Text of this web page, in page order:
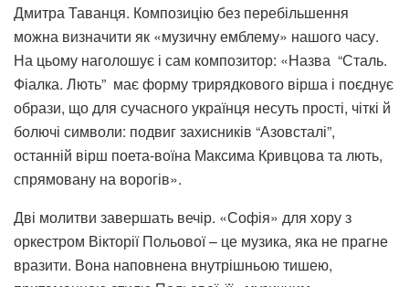
Дмитра Таванця. Композицію без перебільшення
можна визначити як «музичну емблему» нашого часу.
На цьому наголошує і сам композитор: «Назва “Сталь.
Фіалка. Лють” має форму трирядкового вірша і поєднує
образи, що для сучасного українця несуть прості, чіткі й
болючі символи: подвиг захисників “Азовсталі”,
останній вірш поета-воїна Максима Кривцова та лють,
спрямовану на ворогів».
Дві молитви завершать вечір. «Софія» для хору з
оркестром Вікторії Польової – це музика, яка не прагне
вразити. Вона наповнена внутрішньою тишею,